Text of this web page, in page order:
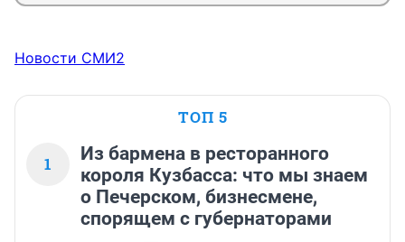
Новости СМИ2
ТОП 5
1
Из бармена в ресторанного
короля Кузбасса: что мы знаем
о Печерском, бизнесмене,
спорящем с губернаторами